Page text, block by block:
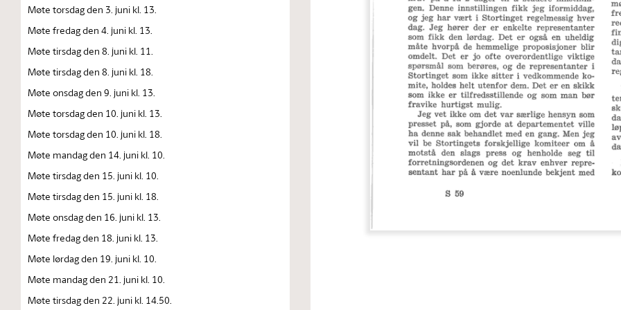
Møte torsdag den 3. juni kl. 13.
Møte fredag den 4. juni kl. 13.
Møte tirsdag den 8. juni kl. 11.
Møte tirsdag den 8. juni kl. 18.
Møte onsdag den 9. juni kl. 13.
Møte torsdag den 10. juni kl. 13.
Møte torsdag den 10. juni kl. 18.
Møte mandag den 14. juni kl. 10.
Møte tirsdag den 15. juni kl. 10.
Møte tirsdag den 15. juni kl. 18.
Møte onsdag den 16. juni kl. 13.
Møte fredag den 18. juni kl. 13.
Møte lørdag den 19. juni kl. 10.
Møte mandag den 21. juni kl. 10.
Møte tirsdag den 22. juni kl. 14.50.